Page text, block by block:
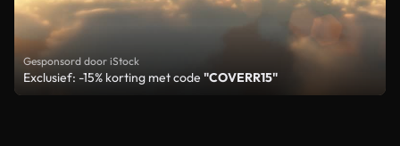
Gesponsord door iStock
Exclusief: -15% korting met code "COVERR15"